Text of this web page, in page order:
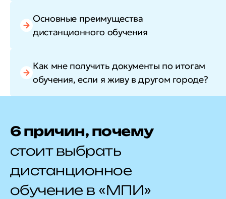
Основные преимущества
дистанционного обучения
Как мне получить документы по итогам
обучения, если я живу в другом городе?
6 причин, почему
стоит выбрать
дистанционное
обучение в «МПИ»